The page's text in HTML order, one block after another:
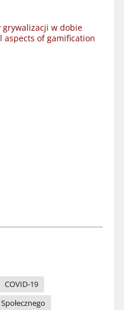
grywalizacji w dobie
aspects of gamification
COVID-19